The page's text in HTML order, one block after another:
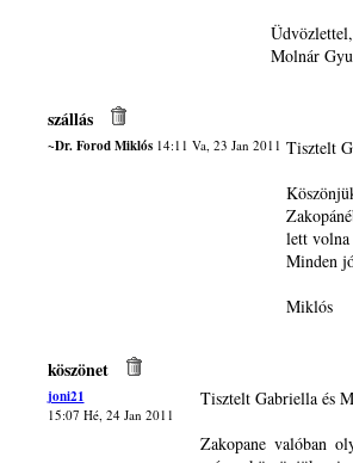
Üdvözlettel,
Molnár
szállás
~Dr. Forod Miklós14:11 Va, 23 Jan 2011 Tisztelt
lett volna
Minden
Miklós
köszönet
joni21
15:07 Hé, 24 Jan 2011
Tisztelt Gabriella és
Zakopane valóban